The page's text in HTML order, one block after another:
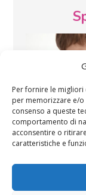
Per fornire le
per memorizzare e/
consenso a queste
comportamento di
acconsentire o
caratteristiche e